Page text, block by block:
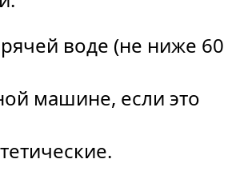
воде (не ниже 60
машине, если это